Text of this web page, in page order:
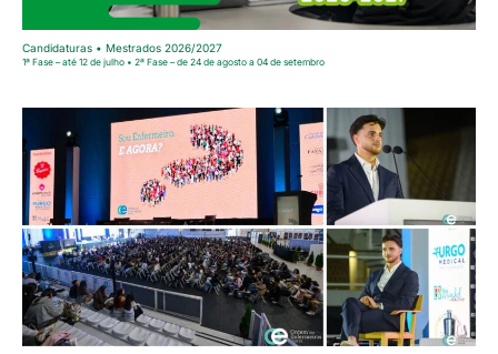
Candidaturas • Mestrados 2026/2027
1ª Fase – até 12 de julho • 2ª Fase – de 24 de agosto a 04 de setembro